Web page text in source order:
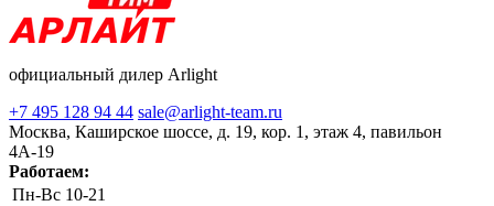
официальный дилер Arlight
+7 495 128 94 44 sale@arlight-team.ru
Москва, Каширское шоссе, д. 19, кор. 1, этаж 4, павильон
4А-19
Работаем:
Пн-Вс 10-21